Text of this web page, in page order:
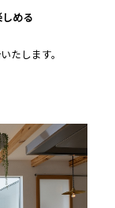
める
たします。